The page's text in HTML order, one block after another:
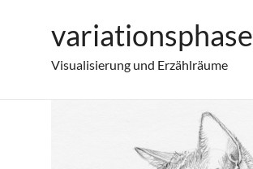
variationsphase
Visualisierung und Erzählräume
Cat Portrait with pencils